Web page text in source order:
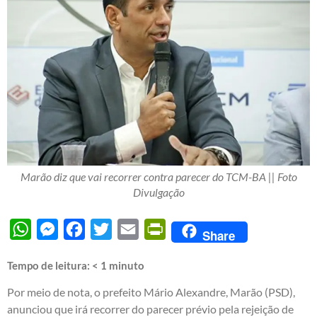
Marão diz que vai recorrer contra parecer do TCM-BA || Foto
Divulgação
WhatsAppMessengerFacebook
Twitter Email PrintFriendly
Share
Tempo de leitura: < 1 minuto
Por meio de nota, o prefeito Mário Alexandre, Marão (PSD),
anunciou que irá recorrer do parecer prévio pela rejeição de